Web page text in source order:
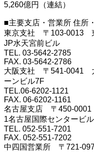
5,260億円（連結）
■主要支店・営業所 住所
東京支社 〒103-0013
JP水天宮前ビル
TEL. 03-5642-2785
FAX. 03-5642-2786
大阪支社 〒541-0041
ーンビル7F
TEL.06-6202-1121
FAX. 06-6202-1161
名古屋支店 〒450-0001
1名古屋国際センタービ
TEL. 052-551-7201
FAX. 052-551-7202
中四国営業所 〒721-